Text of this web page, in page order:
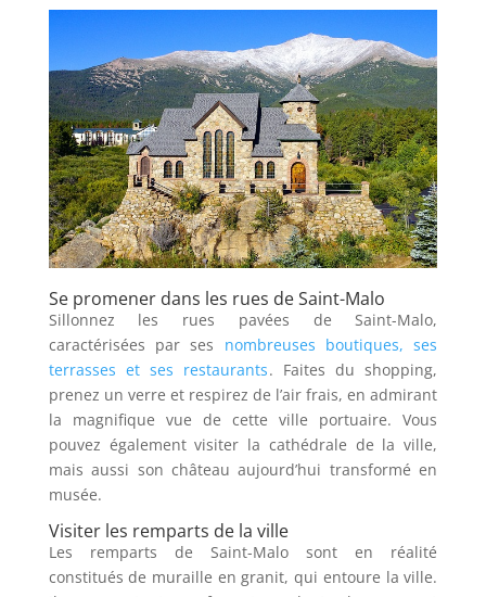
Se promener dans les rues de Saint-Malo
Sillonnez les rues pavées de Saint-Malo,
caractérisées par ses nombreuses boutiques, ses
terrasses et ses restaurants. Faites du shopping,
prenez un verre et respirez de l’air frais, en admirant
la magnifique vue de cette ville portuaire. Vous
pouvez également visiter la cathédrale de la ville,
mais aussi son château aujourd’hui transformé en
musée.
Visiter les remparts de la ville
Les remparts de Saint-Malo sont en réalité
constitués de muraille en granit, qui entoure la ville.